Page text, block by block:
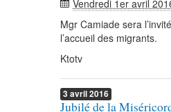
Vendredi 1er avril
Mgr Camiade sera
l’accueil des migrants.
Ktotv
3 avril2016
Jubilé de la